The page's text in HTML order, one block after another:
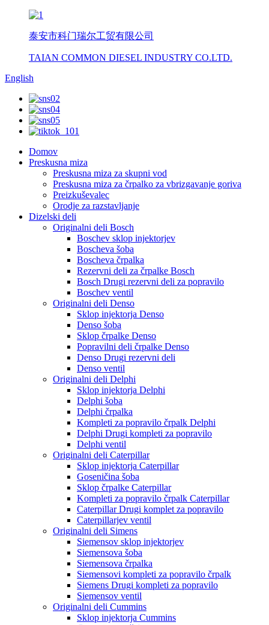
泰安市科门瑞尔工贸有限公司
TAIAN COMMON DIESEL INDUSTRY CO.LTD.
English
Domov
Preskusna miza
Preskusna miza za skupni vod
Preskusna miza za črpalko za vbrizgavanje goriva
Preizkuševalec
Orodje za razstavljanje
Dizelski deli
Originalni deli Bosch
Boschev sklop injektorjev
Boscheva šoba
Boscheva črpalka
Rezervni deli za črpalke Bosch
Bosch Drugi rezervni deli za popravilo
Boschev ventil
Originalni deli Denso
Sklop injektorja Denso
Denso šoba
Sklop črpalke Denso
Popravilni deli črpalke Denso
Denso Drugi rezervni deli
Denso ventil
Originalni deli Delphi
Sklop injektorja Delphi
Delphi šoba
Delphi črpalka
Kompleti za popravilo črpalk Delphi
Delphi Drugi kompleti za popravilo
Delphi ventil
Originalni deli Caterpillar
Sklop injektorja Caterpillar
Goseničina šoba
Sklop črpalke Caterpillar
Kompleti za popravilo črpalk Caterpillar
Caterpillar Drugi komplet za popravilo
Caterpillarjev ventil
Originalni deli Simens
Siemensov sklop injektorjev
Siemensova šoba
Siemensova črpalka
Siemensovi kompleti za popravilo črpalk
Siemens Drugi kompleti za popravilo
Siemensov ventil
Originalni deli Cummins
Sklop injektorja Cummins